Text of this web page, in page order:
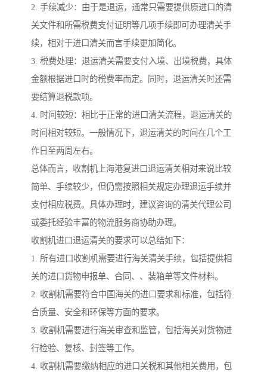
2. 手续减少：由于是退运，通常只需要提供原进口的清
关文件和所需税费支付证明等几项手续即可办理清关手
续，相对于进口清关而言手续更加简化。
3. 税费处理：退运清关需要支付入境、出境税费，具体
金额根据进口时的税费率而定。同时，退运清关时还需
要结算退税款项。
4. 时间较短：相比于正常的进口清关流程，退运清关的
时间相对较短。一般情况下，退运清关的时间在几个工
作日至两周左右。
总体而言，收割机上海港复进口退运清关相对来说比较
简单、手续较少，但仍需按照相关规定办理退运手续并
支付相应税费。具体办理时，建议咨询的清关代理公司
或委托经验丰富的物流服务商协助办理。
收割机进口退运清关的要求可以总结如下：
1. 所有进口收割机需要进行海关清关手续，包括提供相
关的进口货物申报单、合同、、装箱单等文件材料。
2. 收割机需要符合中国海关的进口要求和标准，包括符
合质量、安全和环保等方面的要求。
3. 收割机需要进行海关审查和监管，包括海关对货物进
行检验、复核、封签等工作。
4. 收割机需要缴纳相应的进口关税和其他相关费用，包